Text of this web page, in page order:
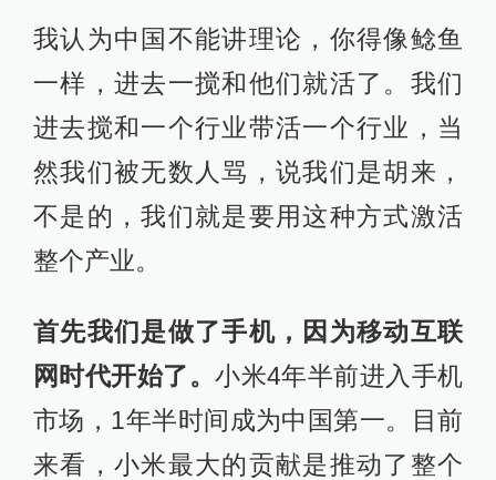
我认为中国不能讲理论，你得像鲶鱼
一样，进去一搅和他们就活了。我们
进去搅和一个行业带活一个行业，当
然我们被无数人骂，说我们是胡来，
不是的，我们就是要用这种方式激活
整个产业。
首先我们是做了手机，因为移动互联
网时代开始了。小米4年半前进入手机
市场，1年半时间成为中国第一。目前
来看，小米最大的贡献是推动了整个